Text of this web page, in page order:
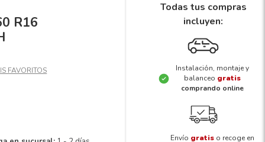
R16
Todas tus compras
incluyen:
Instalación, montaje y
balanceo gratis
comprando online
Envío gratis o recoge en